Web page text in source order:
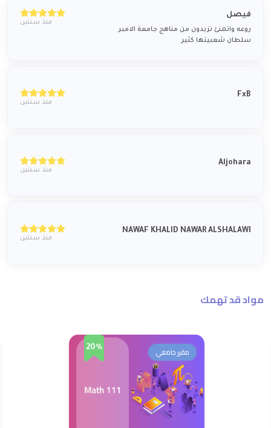
فيصل
روعه واتمنئ تزيدون من مناهج جامعة الامير
سلطان شعبيتها كثير
منذ سنتين
FxB
منذ سنتين
Aljohara
منذ سنتين
NAWAF KHALID NAWAR ALSHALAWI
منذ سنتين
مواد قد تهمك
مقرر جامعي 20%